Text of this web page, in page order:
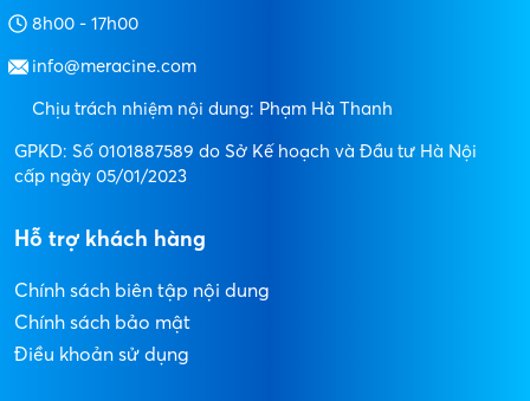
8h00 - 17h00
info@meracine.com
Chịu trách nhiệm nội dung: Phạm Hà Thanh
GPKD: Số 0101887589 do Sở Kế hoạch và Đầu tư Hà Nội
cấp ngày 05/01/2023
Hỗ trợ khách hàng
Chính sách biên tập nội dung
Chính sách bảo mật
Điều khoản sử dụng